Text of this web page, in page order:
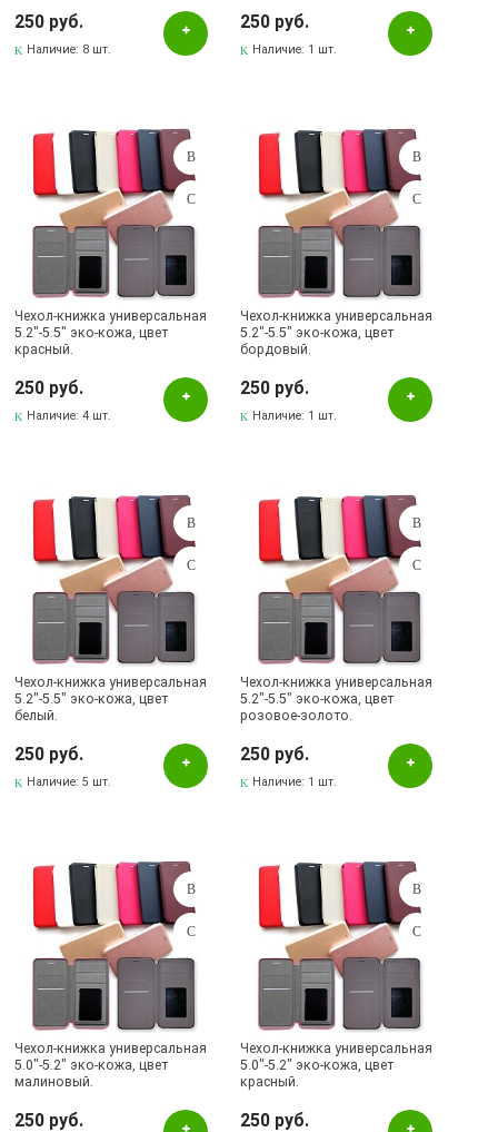
250 руб.
Наличие: 8 шт.
250 руб.
Наличие: 1 шт.
Чехол-книжка универсальная
5.2"-5.5" эко-кожа, цвет
красный.
250 руб.
Наличие:4 шт.
Чехол-книжка универсальная
5.2"-5.5" эко-кожа, цвет
бордовый.
250 руб.
Наличие: 1 шт.
Чехол-книжка универсальная
5.2"-5.5" эко-кожа, цвет
белый.
250 руб.
Наличие:5 шт.
Чехол-книжка универсальная
5.2"-5.5" эко-кожа, цвет
розовое-золото.
250 руб.
Наличие: 1 шт.
Чехол-книжка универсальная
5.0"-5.2" эко-кожа, цвет
малиновый.
250 руб.
Чехол-книжка универсальная
5.0"-5.2" эко-кожа, цвет
красный.
250 руб.